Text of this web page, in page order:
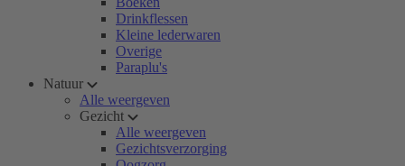
Drinkflessen
Kleine lederwaren
Overige
Paraplu's
Natuur
Alle weergeven
Gezicht
Alle weergeven
Gezichtsverzorging